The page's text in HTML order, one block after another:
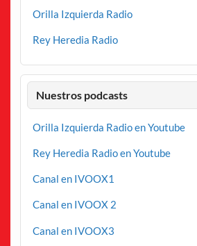
Orilla Izquierda Radio
Rey Heredia Radio
Nuestros podcasts
Orilla Izquierda Radio en Youtube
Rey Heredia Radio en Youtube
Canal en IVOOX1
Canal en IVOOX 2
Canal en IVOOX3